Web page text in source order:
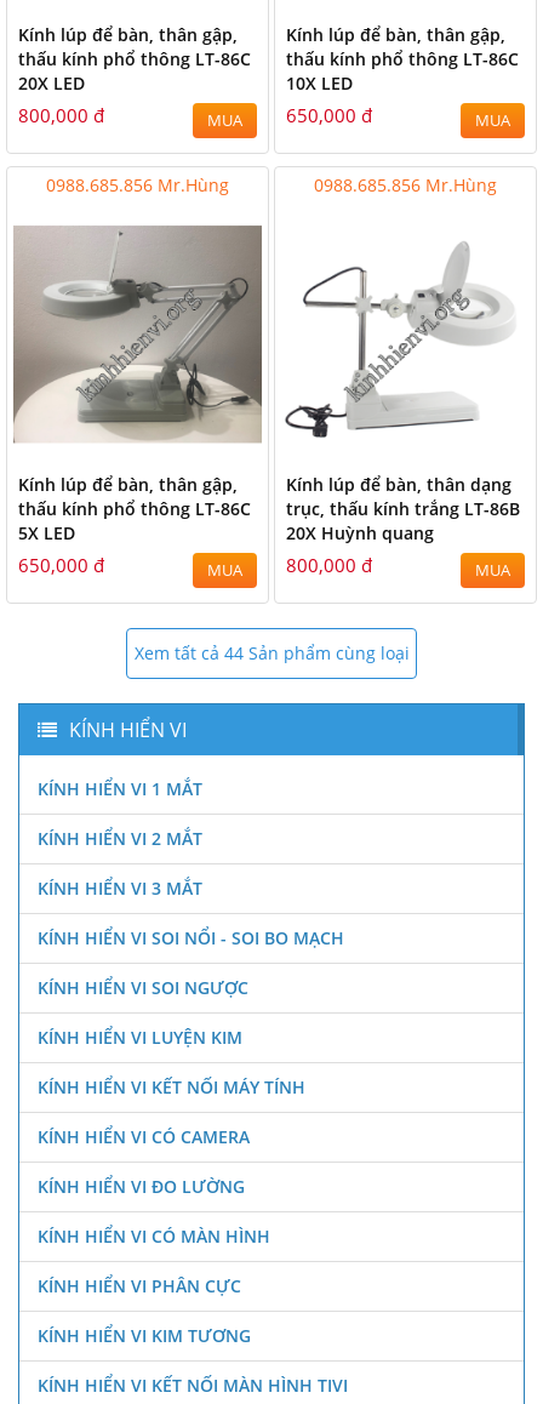
Kính lúp để bàn, thân gập,
thấu kính phổ thông LT-86C
20X LED
800,000 đ MUA
Kính lúp để bàn, thân gập,
thấu kính phổ thông LT-86C
10X LED
650,000 đ MUA
0988.685.856 Mr.Hùng
Kính lúp để bàn, thân gập,
thấu kính phổ thông LT-86C
5X LED
650,000 đ MUA
0988.685.856 Mr.Hùng
Kính lúp để bàn, thân dạng
trục, thấu kính trắng LT-86B
20X Huỳnh quang
800,000 đ MUA
Xem tất cả 44 Sản phẩm cùng loại
KÍNH HIỂN VI
KÍNH HIỂN VI 1 MẮT
KÍNH HIỂN VI 2 MẮT
KÍNH HIỂN VI 3 MẮT
KÍNH HIỂN VI SOI NỔI - SOI BO MẠCH
KÍNH HIỂN VI SOI NGƯỢC
KÍNH HIỂN VI LUYỆN KIM
KÍNH HIỂN VI KẾT NỐI MÁY TÍNH
KÍNH HIỂN VI CÓ CAMERA
KÍNH HIỂN VI ĐO LƯỜNG
KÍNH HIỂN VI CÓ MÀN HÌNH
KÍNH HIỂN VI PHÂN CỰC
KÍNH HIỂN VI KIM TƯƠNG
KÍNH HIỂN VI KẾT NỐI MÀN HÌNH TIVI